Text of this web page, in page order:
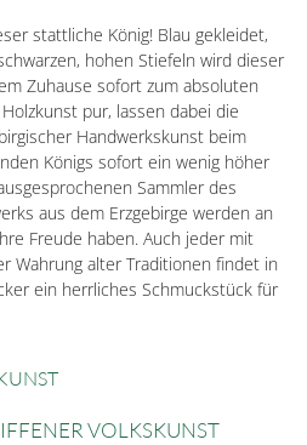
stattliche König! Blau gekleidet,
hohen Stiefeln wird dieser
Zuhause sofort zum absoluten
pur, lassen dabei die
Handwerkskunst beim
Königs sofort ein wenig höher
Sammler des
aus dem Erzgebirge werden an
Freude haben. Auch jeder mit
Wahrung alter Traditionen findet in
ein herrliches Schmuckstück für
VOLKSKUNST